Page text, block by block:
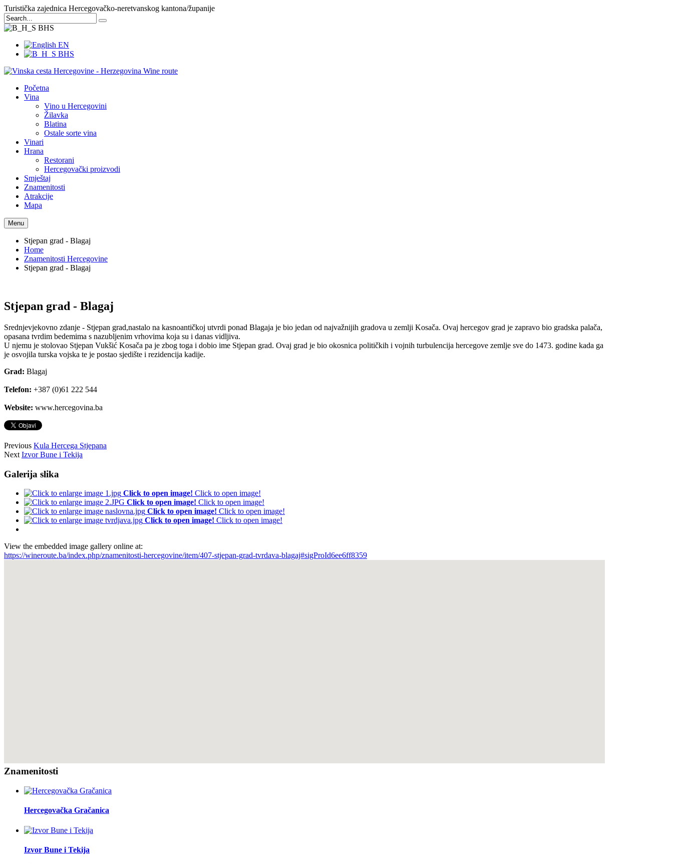
Turistička zajednica Hercegovačko-neretvanskog kantona/županije
BHS
EN
BHS
Početna
Vina
Vino u Hercegovini
Žilavka
Blatina
Ostale sorte vina
Vinari
Hrana
Restorani
Hercegovački proizvodi
Smještaj
Znamenitosti
Atrakcije
Mapa
Menu
Stjepan grad - Blagaj
Home
Znamenitosti Hercegovine
Stjepan grad - Blagaj
Stjepan grad - Blagaj
Srednjevjekovno zdanje - Stjepan grad,nastalo na kasnoantičkoj utvrdi ponad Blagaja je bio jedan od najvažnijih gradova u zemlji Kosača. Ovaj hercegov grad je zapravo bio gradska palača,
opasana tvrdim bedemima s nazubljenim vrhovima koja su i danas vidljiva.
U njemu je stolovao Stjepan Vukšić Kosača pa je zbog toga i dobio ime Stjepan grad. Ovaj grad je bio okosnica političkih i vojnih turbulencija hercegove zemlje sve do 1473. godine kada ga
je osvojila turska vojska te je postao sjedište i rezidencija kadije.
Grad: Blagaj
Telefon: +387 (0)61 222 544
Website: www.hercegovina.ba
Previous Kula Hercega Stjepana
Next Izvor Bune i Tekija
Galerija slika
Click to open image! Click to open image!
Click to open image! Click to open image!
Click to open image! Click to open image!
Click to open image! Click to open image!
View the embedded image gallery online at:
https://wineroute.ba/index.php/znamenitosti-hercegovine/item/407-stjepan-grad-tvrdava-blagaj#sigProId6ee6ff8359
Znamenitosti
Hercegovačka Gračanica
Izvor Bune i Tekija